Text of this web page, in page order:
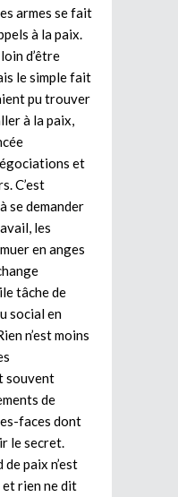
armes se fait
à la paix.
d’être
le simple fait
pu trouver
à la paix,
et
C’est
se demander
les
en anges
tâche de
social en
n’est moins
souvent
de
faces dont
le secret.
paix n’est
et rien ne dit